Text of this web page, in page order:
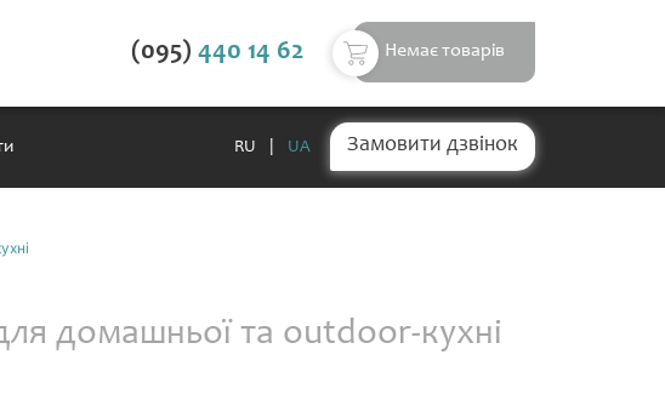
(095) 440 14 62 Немає товарів
Замовити дзвінок
RU UA
домашньої та outdoor-кухні